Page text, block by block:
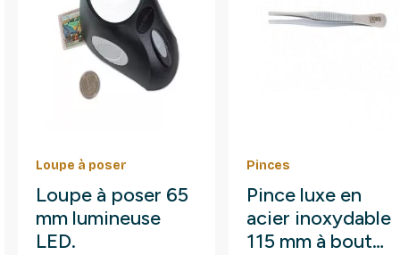
Loupe à poser
Loupe à poser 65
mm lumineuse
LED.
Pinces
Pince luxe en
acier inoxydable
115 mm à bout